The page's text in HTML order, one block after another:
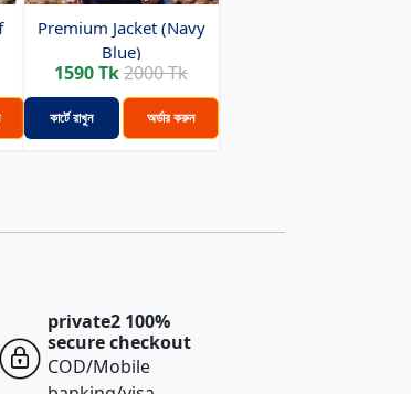
Premium Jacket (Navy
Blue)
1590 Tk2000 Tk
কার্টে রাখুন অর্ডার করুন
private2 100%
secure checkout
COD/Mobile